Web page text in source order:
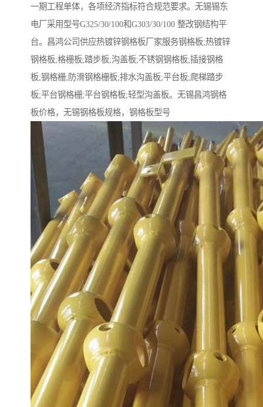
一期工程单体，各项经济指标符合规范要求。无锡锡东
电厂采用型号G325/30/100和G303/30/100 整改钢结构平
台。昌鸿公司供应热镀锌钢格板厂家服务钢格板;热镀锌
钢格板;格栅板;踏步板;沟盖板;不锈钢钢格板;插接钢格
板;钢格栅;防滑钢格栅板;排水沟盖板;平台板;爬梯踏步
板;平台钢格栅;平台钢格板;轻型沟盖板。无锡昌鸿钢格
板价格，无锡钢格板规格，钢格板型号